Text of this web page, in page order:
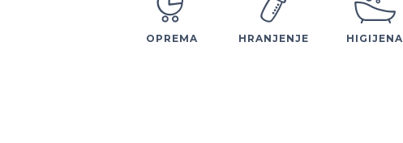
OPREMA HRANJENJE HIGIJENA